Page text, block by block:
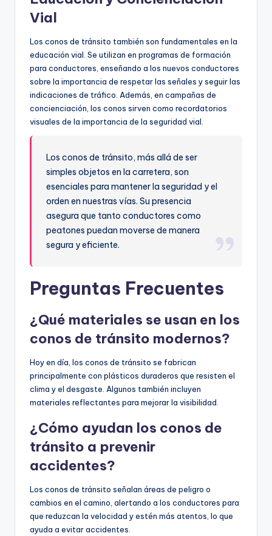
Vial
Los conos de tránsito también son fundamentales en la
educación vial. Se utilizan en programas de formación
para conductores, enseñando a los nuevos conductores
sobre la importancia de respetar las señales y seguir las
indicaciones de tráfico. Además, en campañas de
concienciación, los conos sirven como recordatorios
visuales de la importancia de la seguridad vial.
Los conos de tránsito, más allá de ser
simples objetos en la carretera, son
esenciales para mantener la seguridad y el
orden en nuestras vías. Su presencia
asegura que tanto conductores como
peatones puedan moverse de manera
segura y eficiente.
Preguntas Frecuentes
¿Qué materiales se usan en los
conos de tránsito modernos?
Hoy en día, los conos de tránsito se fabrican
principalmente con plásticos duraderos que resisten el
clima y el desgaste. Algunos también incluyen
materiales reflectantes para mejorar la visibilidad.
¿Cómo ayudan los conos de
tránsito a prevenir
accidentes?
Los conos de tránsito señalan áreas de peligro o
cambios en el camino, alertando a los conductores para
que reduzcan la velocidad y estén más atentos, lo que
ayuda a evitar accidentes.